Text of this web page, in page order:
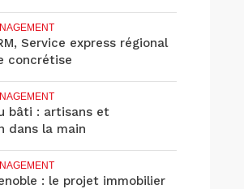
Service express régional
concrétise
bâti : artisans et
dans la main
: le projet immobilier